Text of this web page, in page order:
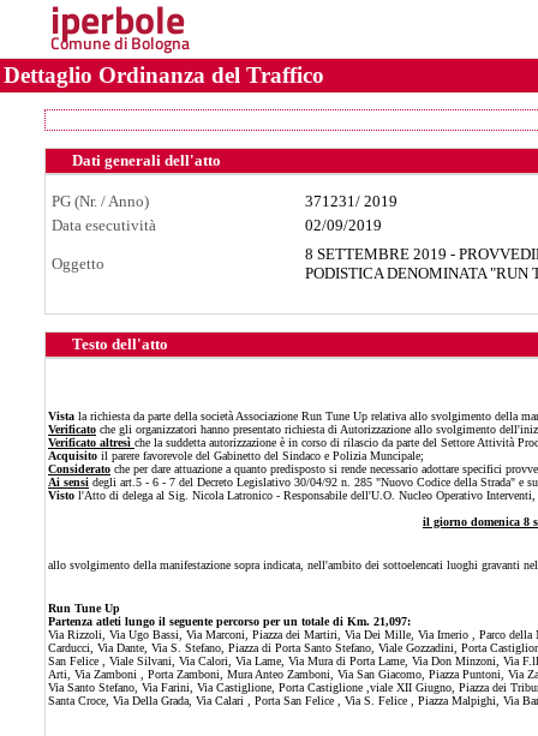
iperbole
Comune di Bologna
Dettaglio Ordinanza del Traffico
Dati generali dell'atto
PG (Nr. / Anno) 371231/ 2019
Data esecutività
02/09/2019
Oggetto
8 SETTEMBRE 2019 -
PODISTICA DENOMINATA "RUN
Testo dell'atto
Vista la richiesta da parte della società Associazione Run Tune Up relativa allo svolgimento della
Verificato che gli organizzatori hanno presentato richiesta di Autorizzazione allo svolgimento
Verificato altresì che la suddetta autorizzazione è in corso di rilascio da parte del Settore Attività
Acquisito il parere favorevole del Gabinetto del Sindaco e Polizia Muncipale;
Considerato che per dare attuazione a quanto predisposto si rende necessario adottare specifici
Ai sensi degli art.5 - 6 - 7 del Decreto Legislativo 30/04/92 n. 285 "Nuovo Codice della Strada" e
Visto l'Atto di delega al Sig. Nicola Latronico - Responsabile dell'U.O. Nucleo Operativo
il giorno domenica 8
allo svolgimento della manifestazione sopra indicata, nell'ambito dei sottoelencati luoghi gravanti
Run Tune Up
Partenza atleti lungo il seguente percorso per un totale di Km. 21,097:
Via Rizzoli, Via Ugo Bassi, Via Marconi, Piazza dei Martiri, Via Dei Mille, Via Irnerio , Parco
Carducci, Via Dante, Via S. Stefano, Piazza di Porta Santo Stefano, Viale Gozzadini, Porta
San Felice , Viale Silvani, Via Calori, Via Lame, Via Mura di Porta Lame, Via Don Minzoni, Via
Arti, Via Zamboni , Porta Zamboni, Mura Anteo Zamboni, Via San Giacomo, Piazza Puntoni, Via
Via Santo Stefano, Via Farini, Via Castiglione, Porta Castiglione ,viale XII Giugno, Piazza dei
Santa Croce, Via Della Grada, Via Calari , Porta San Felice , Via S. Felice , Piazza Malpighi, Via